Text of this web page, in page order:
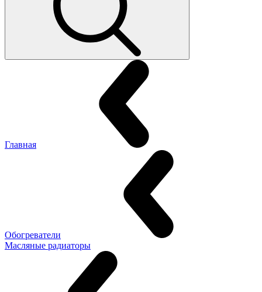
Главная
Обогреватели
Масляные радиаторы